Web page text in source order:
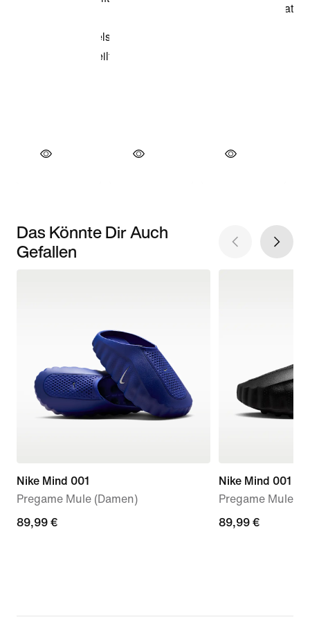
Das Könnte Dir Auch
Gefallen
Nike Mind 001
Pregame Mule (Damen)
89,99 €
89,99 €
Nike Mind 001
Pregame Mules
89,99 €
89,99 €